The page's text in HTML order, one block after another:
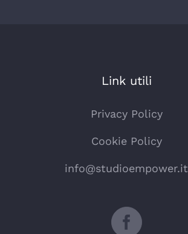
Link utili
Privacy Policy
Cookie Policy
info@studioempower.it